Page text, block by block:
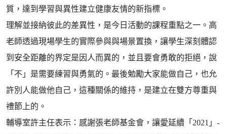
質，達到學習與異性建立健康友情的新指標。
理解並接納彼此的差異性，是今日活動的課程重點之一。高
老師透過現場學生的實際參與與場景置換，讓學生深刻體認
到安全距離的界定是因人而異的，並且要會勇敢的拒絕，說
「不」是需要練習與勇氣的。最後勉勵大家能做自己，也允
許別人能做他自己，這種關係的維持，是建立在雙方尊重與
禮節上的。
輔導室許主任表示：感謝張老師基金會，讓愛延續「2021」-